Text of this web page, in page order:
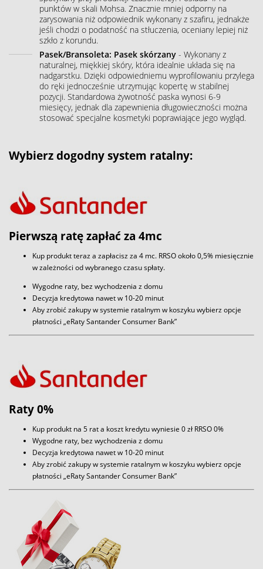
punktów w skali Mohsa. Znacznie mniej odporny na
zarysowania niż odpowiednik wykonany z szafiru, jednakże
jeśli chodzi o podatność na stłuczenia, oceniany lepiej niż
szkło z korundu.
Pasek/Bransoleta: Pasek skórzany - Wykonany z
naturalnej, miękkiej skóry, która idealnie układa się na
nadgarstku. Dzięki odpowiedniemu wyprofilowaniu przylega
do ręki jednocześnie utrzymując kopertę w stabilnej
pozycji. Standardowa żywotność paska wynosi 6-9
miesięcy, jednak dla zapewnienia długowieczności można
stosować specjalne kosmetyki poprawiające jego wygląd.
Wybierz dogodny system ratalny:
Pierwszą ratę zapłać za 4mc
Kup produkt teraz a zapłacisz za 4 mc. RRSO około 0,5% miesięcznie
w zależności od wybranego czasu spłaty.
Wygodne raty, bez wychodzenia z domu
Decyzja kredytowa nawet w 10-20 minut
Aby zrobić zakupy w systemie ratalnym w koszyku wybierz opcje
płatności „eRaty Santander Consumer Bank”
Raty 0%
Kup produkt na 5 rat a koszt kredytu wyniesie 0 zł RRSO 0%
Wygodne raty, bez wychodzenia z domu
Decyzja kredytowa nawet w 10-20 minut
Aby zrobić zakupy w systemie ratalnym w koszyku wybierz opcje
płatności „eRaty Santander Consumer Bank”